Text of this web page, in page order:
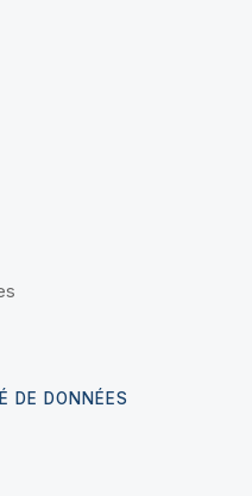
DE DONNÉES